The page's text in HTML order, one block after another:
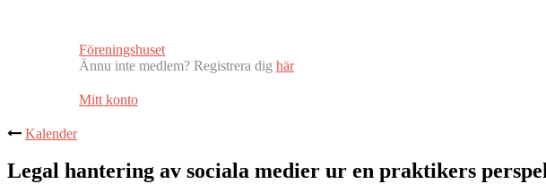
Föreningshuset
Ännu inte medlem? Registrera dig här
Mitt konto
Kalender
Legal hantering av sociala medier ur en praktikers